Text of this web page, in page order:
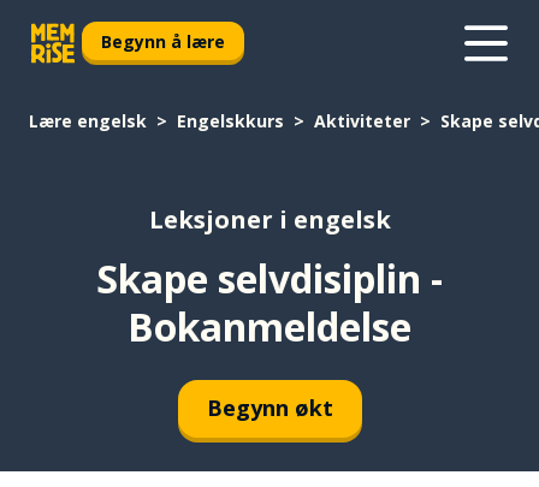
Begynn å lære
Lære engelsk Engelskkurs Aktiviteter Skape
Leksjoner i engelsk
Skape selvdisiplin -
Bokanmeldelse
Begynn økt